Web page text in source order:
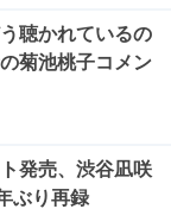
聴かれているの
菊池桃子コメン
発売、渋谷凪咲
ぶり再録